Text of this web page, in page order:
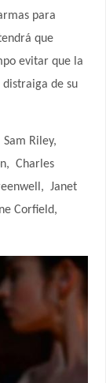
para
que
evitar que la
de su
Sam Riley,
Charles
Janet
Corfield,